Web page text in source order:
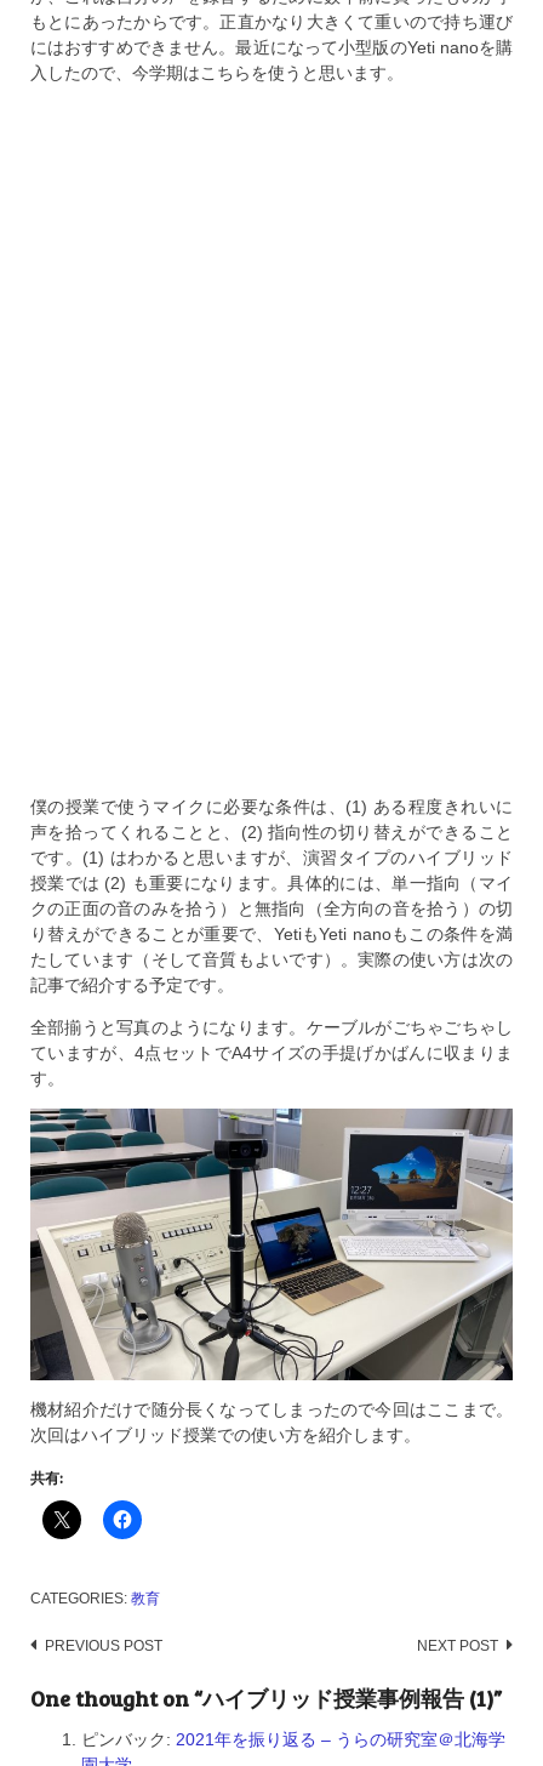
もとにあったからです。正直かなり大きくて重いので持ち運び
にはおすすめできません。最近になって小型版のYeti nanoを購
入したので、今学期はこちらを使うと思います。
僕の授業で使うマイクに必要な条件は、(1) ある程度きれいに
声を拾ってくれることと、(2) 指向性の切り替えができること
です。(1) はわかると思いますが、演習タイプのハイブリッド
授業では (2) も重要になります。具体的には、単一指向（マイ
クの正面の音のみを拾う）と無指向（全方向の音を拾う）の切
り替えができることが重要で、YetiもYeti nanoもこの条件を満
たしています（そして音質もよいです）。実際の使い方は次の
記事で紹介する予定です。
全部揃うと写真のようになります。ケーブルがごちゃごちゃし
ていますが、4点セットでA4サイズの手提げかばんに収まりま
す。
機材紹介だけで随分長くなってしまったので今回はここまで。
次回はハイブリッド授業での使い方を紹介します。
共有:
CATEGORIES: 教育
Post
PREVIOUS POST NEXT POST
One thought on “ハイブリッド授業事例報告 (1)”
ピンバック: 2021年を振り返る – うらの研究室＠北海学